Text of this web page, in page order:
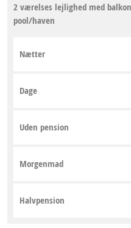
2 værelses lejlighed med
pool/haven
Nætter
Dage
Uden pension
Morgenmad
Halvpension